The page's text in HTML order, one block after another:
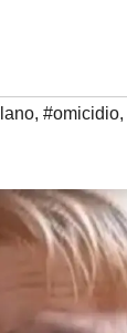
, #omicidio,